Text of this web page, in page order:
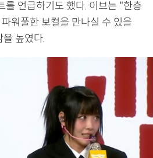
를 언급하기도 했다. 이브는 "한층
워풀한 보컬을 만나실 수 있을
높였다.